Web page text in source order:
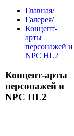
Главная/
Галерея/
Концепт-
арты
персонажей и
NPC HL2
Концепт-арты
персонажей и
NPC HL2